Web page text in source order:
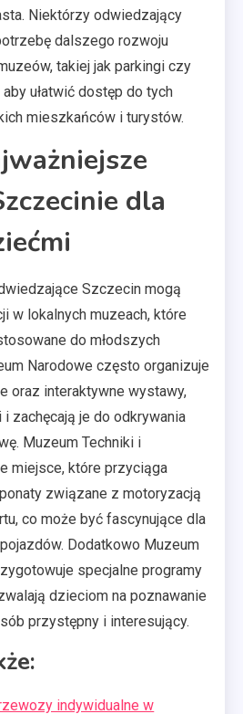
Niektórzy odwiedzający
dalszego rozwoju
takiej jak parkingi czy
ułatwić dostęp do tych
mieszkańców i turystów.
dla
Szczecin mogą
w lokalnych muzeach, które
do młodszych
Narodowe często organizuje
oraz interaktywne wystawy,
zachęcają je do odkrywania
Muzeum Techniki i
miejsce, które przyciąga
związane z motoryzacją
co może być fascynujące dla
Dodatkowo Muzeum
specjalne programy
dzieciom na poznawanie
przystępny i interesujący.
indywidualne w